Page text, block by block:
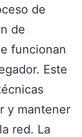
de
de
funcionan
Este
y mantener
red. La